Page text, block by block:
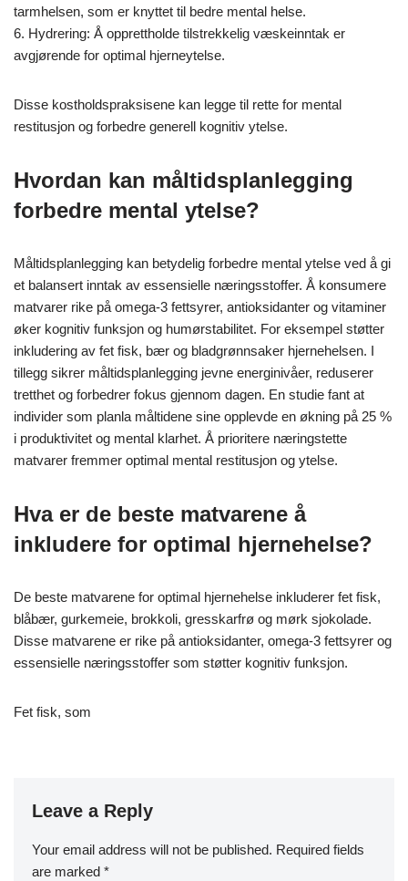
tarmhelsen, som er knyttet til bedre mental helse.
6. Hydrering: Å opprettholde tilstrekkelig væskeinntak er
avgjørende for optimal hjerneytelse.
Disse kostholdspraksisene kan legge til rette for mental
restitusjon og forbedre generell kognitiv ytelse.
Hvordan kan måltidsplanlegging
forbedre mental ytelse?
Måltidsplanlegging kan betydelig forbedre mental ytelse ved å gi
et balansert inntak av essensielle næringsstoffer. Å konsumere
matvarer rike på omega-3 fettsyrer, antioksidanter og vitaminer
øker kognitiv funksjon og humørstabilitet. For eksempel støtter
inkludering av fet fisk, bær og bladgrønnsaker hjernehelsen. I
tillegg sikrer måltidsplanlegging jevne energinivåer, reduserer
tretthet og forbedrer fokus gjennom dagen. En studie fant at
individer som planla måltidene sine opplevde en økning på 25 %
i produktivitet og mental klarhet. Å prioritere næringstette
matvarer fremmer optimal mental restitusjon og ytelse.
Hva er de beste matvarene å
inkludere for optimal hjernehelse?
De beste matvarene for optimal hjernehelse inkluderer fet fisk,
blåbær, gurkemeie, brokkoli, gresskarfrø og mørk sjokolade.
Disse matvarene er rike på antioksidanter, omega-3 fettsyrer og
essensielle næringsstoffer som støtter kognitiv funksjon.
Fet fisk, som
Leave a Reply
Your email address will not be published. Required fields
are marked *